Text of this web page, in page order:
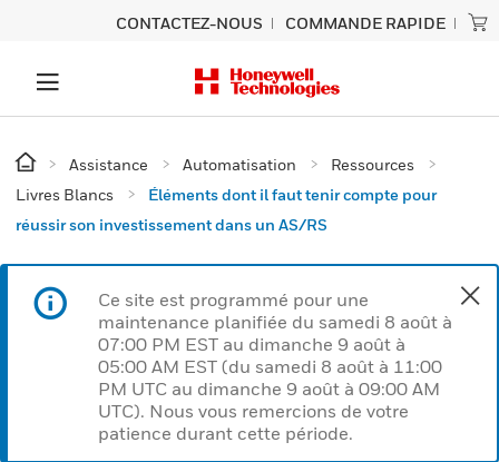
CONTACTEZ-NOUS COMMANDE RAPIDE
Assistance Automatisation
Ressources
Livres Blancs
Éléments dont il faut tenir compte pour
réussir son investissement dans un AS/RS
Ce site est programmé pour une
maintenance planifiée du samedi 8 août à
07:00 PM EST au dimanche 9 août à
05:00 AM EST (du samedi 8 août à 11:00
PM UTC au dimanche 9 août à 09:00 AM
UTC). Nous vous remercions de votre
patience durant cette période.